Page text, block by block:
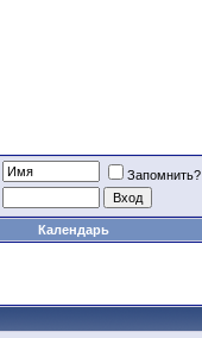
Запомнить?
Календарь